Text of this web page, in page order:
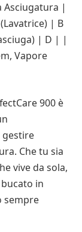
Asciugatura |
| B
| D | |
Vapore
900 è
Che tu sia
vive da sola,
in
sempre